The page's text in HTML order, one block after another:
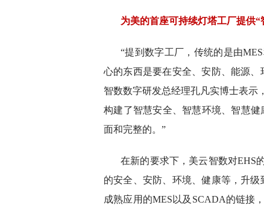
为美的首座可持续灯塔工厂提供“
“提到数字工厂，传统的是由
心的东西是要在安全、安防、能源
智数数字研发总经理孔凡实博士表示
构建了智慧安全、智慧环境、智慧
面和完整的。”
在新的要求下，美云智数对EHS
的安全、安防、环境、健康等，升
成熟应用的MES以及SCADA的链接